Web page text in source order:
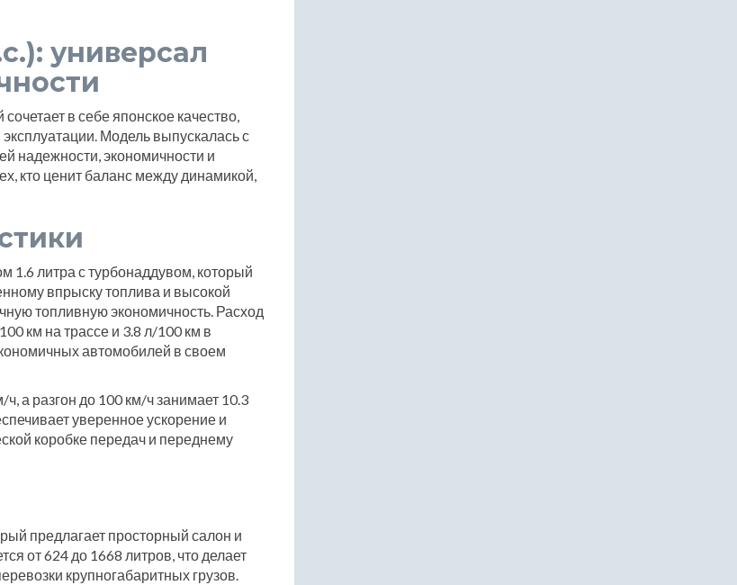
универсал
в себе японское качество,
Модель выпускалась с
надежности, экономичности и
кто ценит баланс между динамикой,
1.6 литра с турбонаддувом, который
впрыску топлива и высокой
топливную экономичность. Расход
км на трассе и 3.8 л/100 км в
автомобилей в своем
а разгон до 100 км/ч занимает 10.3
уверенное ускорение и
коробке передач и переднему
предлагает просторный салон и
от 624 до 1668 литров, что делает
крупногабаритных грузов.